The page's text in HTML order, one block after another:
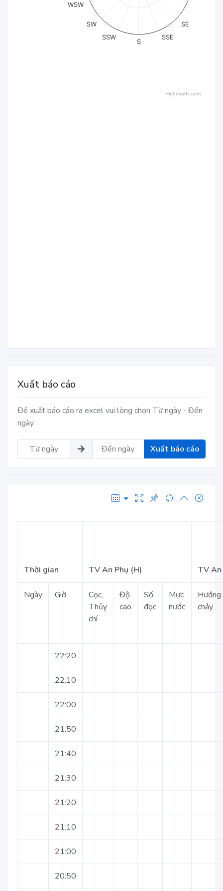
SE
SSE
S
SSW
SW
WSW
Highcharts.com
Xuất báo cáo
Để xuất báo cáo ra excel vui lòng chọn Từ ngày - Đến
ngày
Xuất báo cáo
Thời gian TV An Phụ (H) TV
Ngày Giờ
Cọc,
Thủy
chí
Độ
cao
Số
đọc
Mực
nước
Hướng
chảy
22:20
22:10
22:00
21:50
21:40
21:30
21:20
21:10
21:00
20:50